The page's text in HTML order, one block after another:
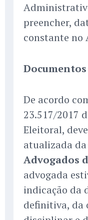
preencher,
constante no
De acordo
23.517/2017
Eleitoral,
atualizada da
Advogados
advogada
indicação da
definitiva, da